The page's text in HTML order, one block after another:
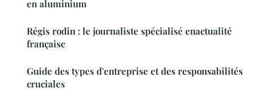
en aluminium
Régis rodin : le journaliste spécialisé enactualité
française
Guide des types d'entreprise et des responsabilités
cruciales